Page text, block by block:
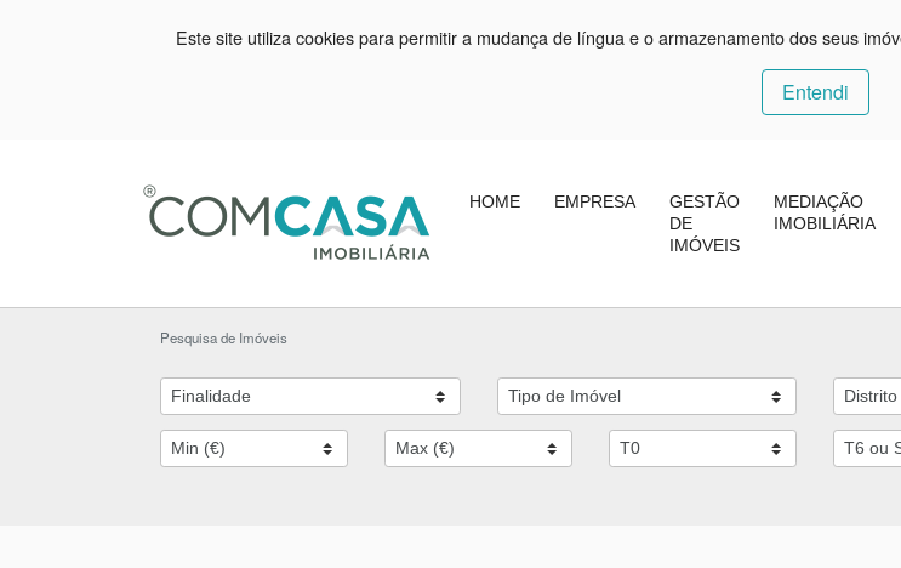
Este site utiliza cookies para permitir a mudança de língua e o armazenamento dos seus
Entendi
HOME EMPRESA
GESTÃO
DE
IMÓVEIS
MEDIAÇÃO
IMOBILIÁRIA
Pesquisa de Imóveis